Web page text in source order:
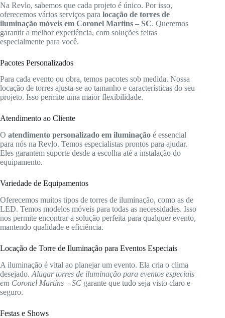
Na Revlo, sabemos que cada projeto é único. Por isso,
oferecemos vários serviços para locação de torres de
iluminação móveis em Coronel Martins – SC. Queremos
garantir a melhor experiência, com soluções feitas
especialmente para você.
Pacotes Personalizados
Para cada evento ou obra, temos pacotes sob medida. Nossa
locação de torres ajusta-se ao tamanho e características do seu
projeto. Isso permite uma maior flexibilidade.
Atendimento ao Cliente
O atendimento personalizado em iluminação é essencial
para nós na Revlo. Temos especialistas prontos para ajudar.
Eles garantem suporte desde a escolha até a instalação do
equipamento.
Variedade de Equipamentos
Oferecemos muitos tipos de torres de iluminação, como as de
LED. Temos modelos móveis para todas as necessidades. Isso
nos permite encontrar a solução perfeita para qualquer evento,
mantendo qualidade e eficiência.
Locação de Torre de Iluminação para Eventos Especiais
A iluminação é vital ao planejar um evento. Ela cria o clima
desejado. Alugar torres de iluminação para eventos especiais
em Coronel Martins – SC garante que tudo seja visto claro e
seguro.
Festas e Shows